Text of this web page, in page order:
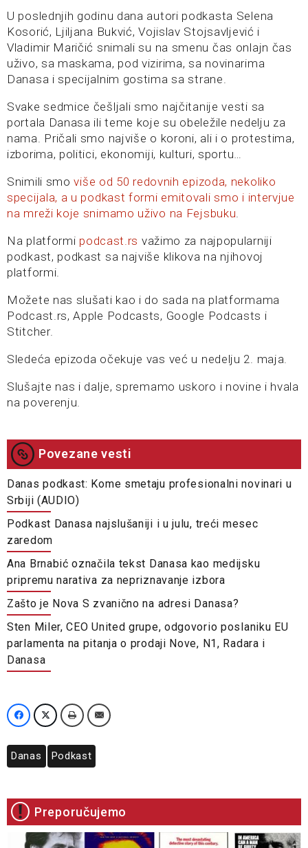
U poslednjih godinu dana autori podkasta Selena
Kosorić, Ljiljana Bukvić, Vojislav Stojsavljević i
Vladimir Maričić snimali su na smenu čas onlajn čas
uživo, sa maskama, pod vizirima, sa novinarima
Danasa i specijalnim gostima sa strane.
Svake sedmice češljali smo najčitanije vesti sa
portala Danasa ili teme koje su obeležile nedelju za
nama. Pričali smo najviše o koroni, ali i o protestima,
izborima, politici, ekonomiji, kulturi, sportu…
Snimili smoviše od 50 redovnih epizoda, nekoliko
specijala, a u podkast formi emitovali smo i intervjue
na mreži koje snimamo uživo na Fejsbuku
Na platformi podcast.rs važimo za najpopularniji
podkast, podkast sa najviše klikova na njihovoj
platformi.
Možete nas slušati kao i do sada na platformama
Podcast.rs, Apple Podcasts, Google Podcasts i
Stitcher.
Sledeća epizoda očekuje vas već u nedelju 2. maja.
Slušajte nas i dalje, spremamo uskoro i novine i hvala
na poverenju.
Povezane vesti
Danas podkast: Kome smetaju profesionalni novinari u
Srbiji (AUDIO)
Podkast Danasa najslušaniji i u julu, treći mesec
zaredom
Ana Brnabić označila tekst Danasa kao medijsku
pripremu narativa za nepriznavanje izbora
Zašto je Nova S zvanično na adresi Danasa?
Sten Miler, CEO United grupe, odgovorio poslaniku EU
parlamenta na pitanja o prodaji Nove, N1, Radara i
Danasa
Danas Podkast
Preporučujemo